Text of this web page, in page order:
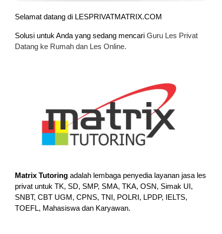
Selamat datang di LESPRIVATMATRIX.COM
Solusi untuk Anda yang sedang mencari Guru Les Privat
Datang ke Rumah dan Les Online.
Matrix Tutoring adalah lembaga penyedia layanan jasa les
privat untuk TK, SD, SMP, SMA, TKA, OSN, Simak UI,
SNBT, CBT UGM, CPNS, TNI, POLRI, LPDP, IELTS,
TOEFL, Mahasiswa dan Karyawan.